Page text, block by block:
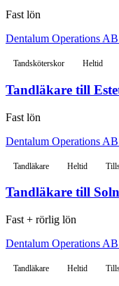
Fast lön
Dentalum Operations
Tandsköterskor Heltid
Tandläkare till
Fast lön
Dentalum Operations
Tandläkare Heltid
Tandläkare till
Fast + rörlig lön
Dentalum Operations
Tandläkare Heltid